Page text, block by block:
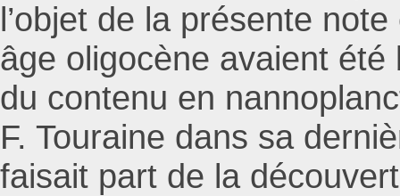
l’objet de la présente
âge oligocène avaient
du contenu en
F. Touraine dans sa
faisait part de la